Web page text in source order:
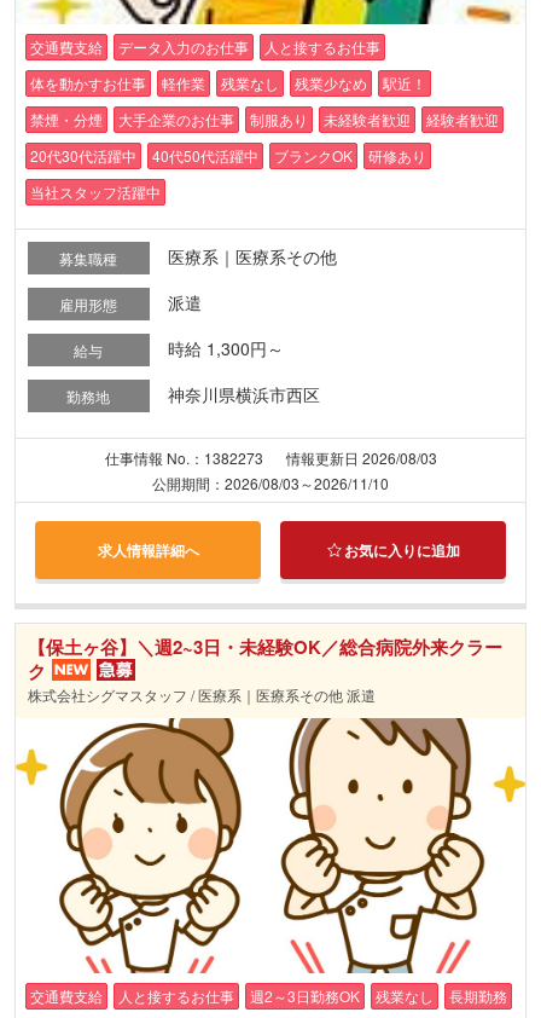
交通費支給 データ入力のお仕事
人と接するお仕事
体を動かすお仕事
軽作業 残業なし 残業少なめ
駅近！
禁煙・分煙
大手企業のお仕事 制服あり 未経験者歓迎
経験者歓迎
20代30代活躍中
40代50代活躍中 ブランクOK
研修あり
当社スタッフ活躍中
募集職種 医療系｜医療系その他
雇用形態 派遣
給与 時給 1,300円～
勤務地 神奈川県横浜市西区
仕事情報 No.：1382273
情報更新日 2026/08/03
公開期間：2026/08/03～2026/11/10
求人情報詳細へ お気に入りに追加
【保土ヶ谷】＼週2~3日・未経験OK／総合病院外来クラー
ク
株式会社シグマスタッフ / 医療系｜医療系その他 派遣
交通費支給 人と接するお仕事 週2～3日勤務OK 残業なし
長期勤務